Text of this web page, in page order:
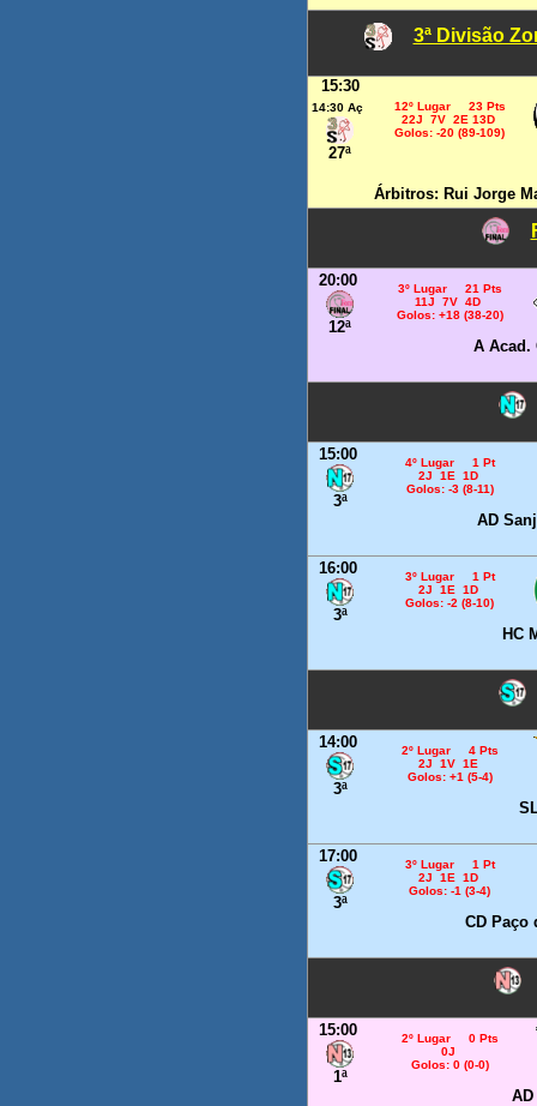
3ª Divisão
15:30
14:30 Aç
27ª
12º Lugar 23 Pts
22J 7V 2E 13D
Golos: -20 (89-109)
Árbitros: Rui Jorge
20:00
12ª
3º Lugar 21 Pts
11J 7V 4D
Golos: +18 (38-20)
A Acad.
15:00
3ª
4º Lugar 1 Pt
2J 1E 1D
Golos: -3 (8-11)
AD
16:00
3ª
3º Lugar 1 Pt
2J 1E 1D
Golos: -2 (8-10)
HC
14:00
3ª
2º Lugar 4 Pts
2J 1V 1E
Golos: +1 (5-4)
17:00
3ª
3º Lugar 1 Pt
2J 1E 1D
Golos: -1 (3-4)
CD Paço
15:00
1ª
2º Lugar 0 Pts
0J
Golos: 0 (0-0)